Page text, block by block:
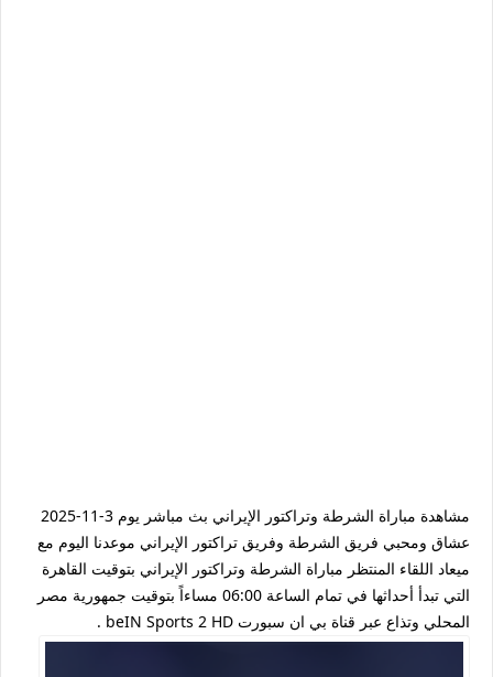
مشاهدة مباراة الشرطة وتراكتور الإيراني بث مباشر يوم 3-11-2025
عشاق ومحبي فريق الشرطة وفريق تراكتور الإيراني موعدنا اليوم مع
ميعاد اللقاء المنتظر مباراة الشرطة وتراكتور الإيراني بتوقيت القاهرة
التي تبدأ أحداثها في تمام الساعة 06:00 مساءاً بتوقيت جمهورية مصر
المحلي وتذاع عبر قناة بي ان سبورت beIN Sports 2 HD .